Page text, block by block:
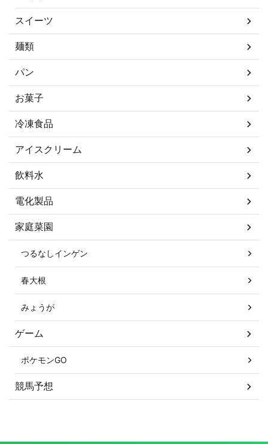
スイーツ
麺類
パン
お菓子
冷凍食品
アイスクリーム
飲料水
電化製品
家庭菜園
つるなしインゲン
春大根
みょうが
ゲーム
ポケモンGO
競馬予想